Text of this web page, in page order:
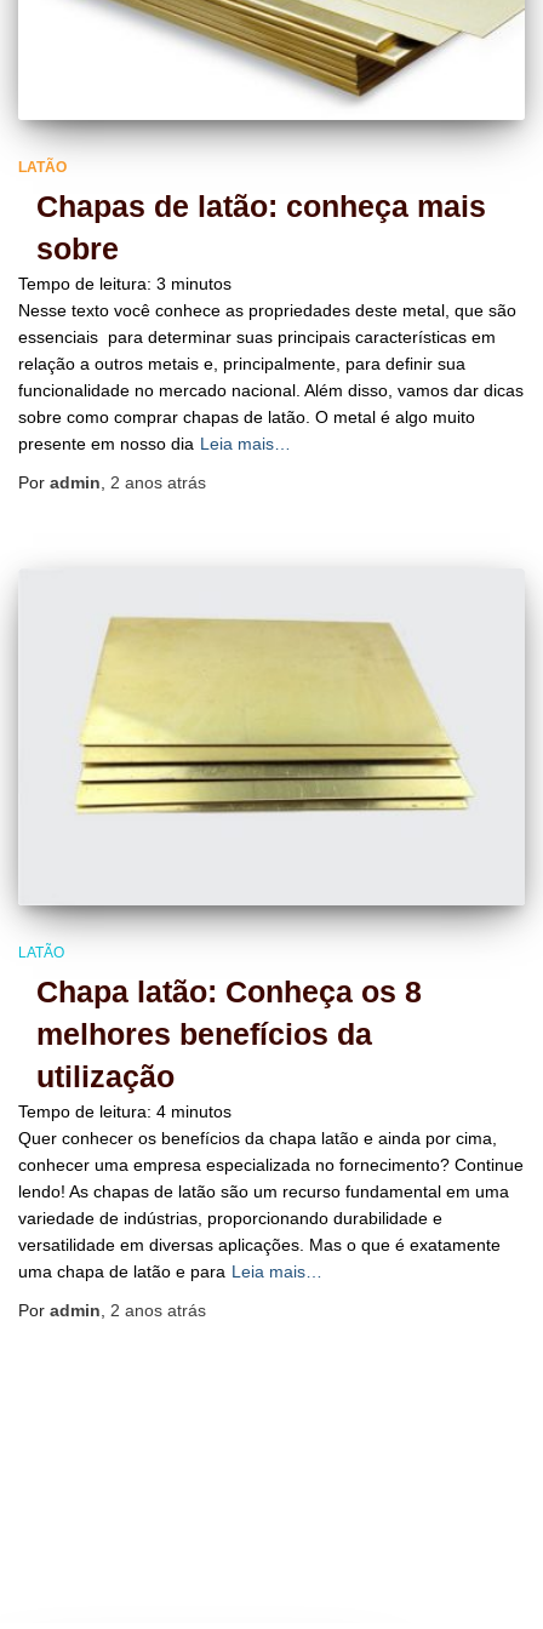
LATÃO
Chapas de latão: conheça mais
sobre
Tempo de leitura: 3 minutos
Nesse texto você conhece as propriedades deste metal, que são
essenciais para determinar suas principais características em
relação a outros metais e, principalmente, para definir sua
funcionalidade no mercado nacional. Além disso, vamos dar dicas
sobre como comprar chapas de latão. O metal é algo muito
presente em nosso dia Leia mais…
Por admin 2 anos atrás
LATÃO
Chapa latão: Conheça os 8
melhores benefícios da
utilização
Tempo de leitura: 4 minutos
Quer conhecer os benefícios da chapa latão e ainda por cima,
conhecer uma empresa especializada no fornecimento? Continue
lendo! As chapas de latão são um recurso fundamental em uma
variedade de indústrias, proporcionando durabilidade e
versatilidade em diversas aplicações. Mas o que é exatamente
uma chapa de latão e para Leia mais…
Por admin, 2 anos atrás